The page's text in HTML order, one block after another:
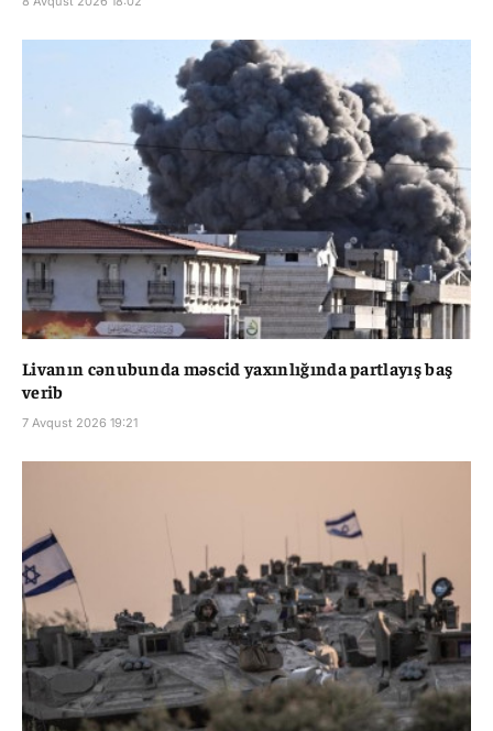
Livanın cənubunda məscid yaxınlığında partlayış baş
verib
7 Avqust 2026 19:21